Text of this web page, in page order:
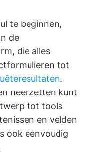
te beginnen,
de
die alles
tot
.
neerzetten kunt
tot tools
en velden
ook eenvoudig